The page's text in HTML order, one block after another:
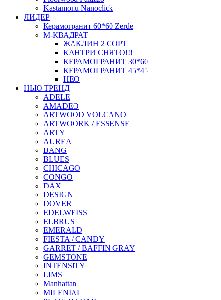
Kastamonu Nanoclick
ЛИДЕР
Керамогранит 60*60 Zerde
М-КВАДРАТ
ЖАКЛИН 2 СОРТ
КАНТРИ СНЯТО!!!
КЕРАМОГРАНИТ 30*60
КЕРАМОГРАНИТ 45*45
НЕО
НЬЮ ТРЕНД
ADELE
AMADEO
ARTWOOD VOLCANO
ARTWOORK / ESSENSE
ARTY
AUREA
BANG
BLUES
CHICAGO
CONGO
DAX
DESIGN
DOVER
EDELWEISS
ELBRUS
EMERALD
FIESTA / CANDY
GARRET / BAFFIN GRAY
GEMSTONE
INTENSITY
LIMS
Manhattan
MILENIAL